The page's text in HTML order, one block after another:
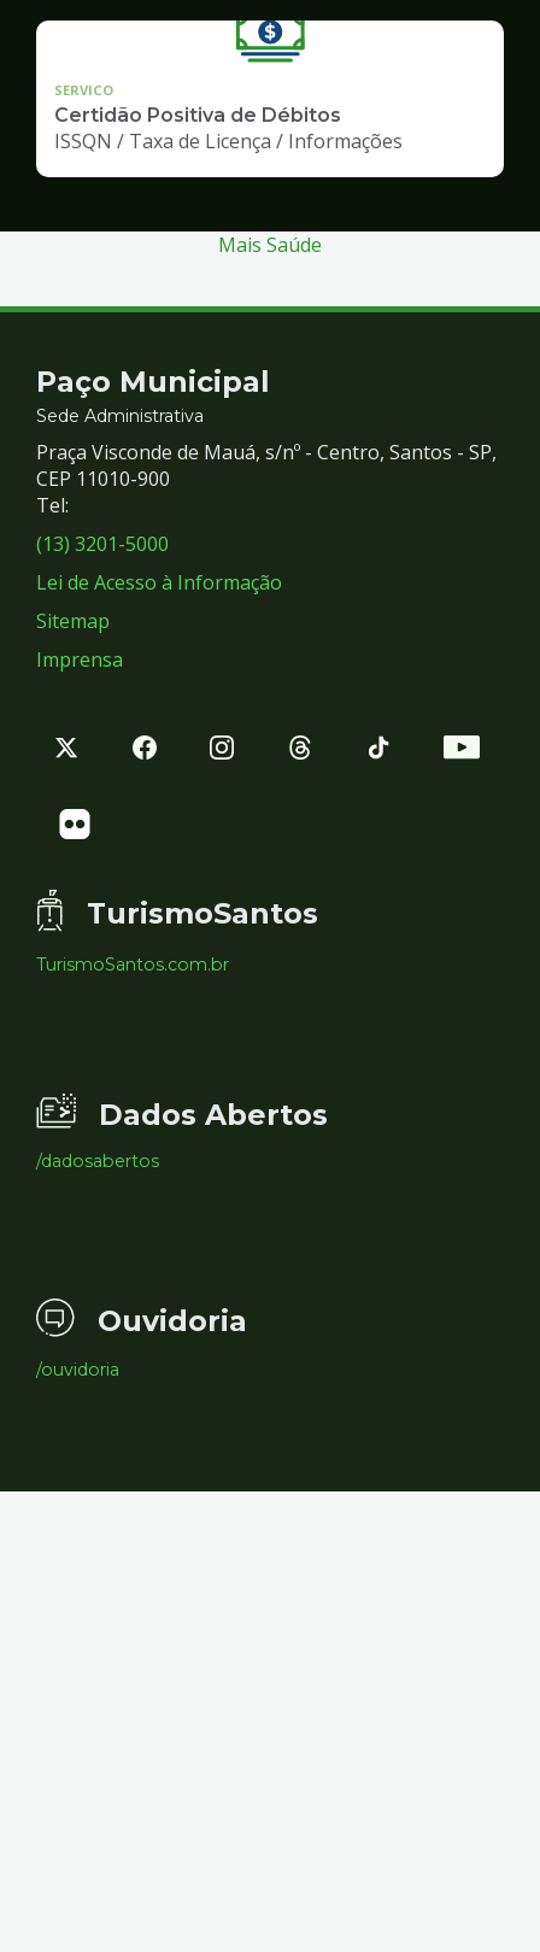
SERVICO
Certidão Positiva de Débitos
ISSQN / Taxa de Licença / Informações
Mais Saúde
Contato
e
Redes
Sociais
Paço Municipal
Sede Administrativa
Praça Visconde de Mauá, s/nº - Centro, Santos - SP,
CEP 11010-900
Tel:
(13) 3201-5000
Lei de Acesso à Informação
Sitemap
Imprensa
TurismoSantos
TurismoSantos.com.br
Dados Abertos
/dadosabertos
Ouvidoria
/ouvidoria